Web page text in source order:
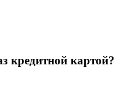
кредитной картой?